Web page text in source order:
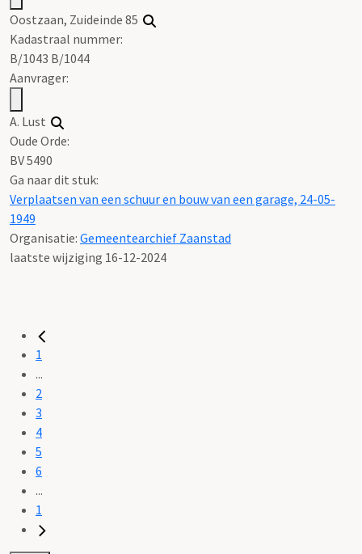
Oostzaan, Zuideinde 85
Kadastraal nummer:
B/1043 B/1044
Aanvrager:
A. Lust
Oude Orde:
BV 5490
Ga naar dit stuk:
Verplaatsen van een schuur en bouw van een garage, 24-05-
1949
Organisatie: Gemeentearchief Zaanstad
laatste wijziging 16-12-2024
1
...
2
3
4
5
6
...
1